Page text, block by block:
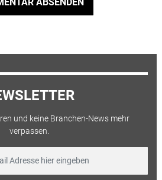
ABSENDEN
und keine Branchen-News mehr
verpassen.